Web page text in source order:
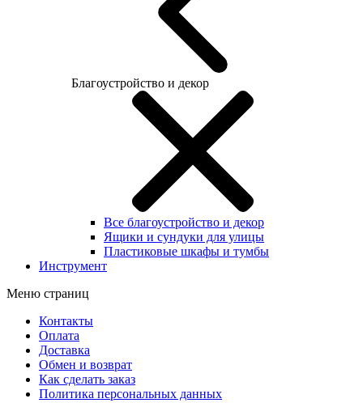
Благоустройство и декор
Все благоустройство и декор
Ящики и сундуки для улицы
Пластиковые шкафы и тумбы
Инструмент
Меню страниц
Контакты
Оплата
Доставка
Обмен и возврат
Как сделать заказ
Политика персональных данных